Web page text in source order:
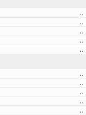
..
..
..
..
..
..
..
..
..
..